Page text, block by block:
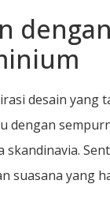
desain yang
dengan
skandinavia.
suasana yang